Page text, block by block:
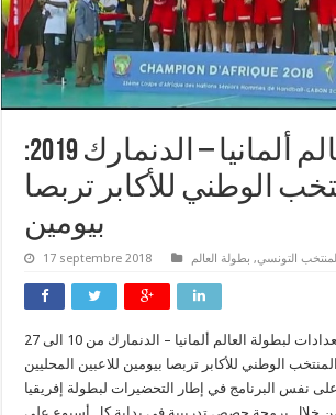
بطولة العالم ألمانيا – الدنمارك 2019:
الوطني للأكابر تربصا
بيومين
17 septembre 2018 التونسي, بطولة العالم
في إطار بداية الاستعدادات لبطولة العالم ألمانيا – الدنمارك من 10 الى 27
يجري المنتخب الوطني للأكابر تربصا بيومين للاعبين المحليين
نفس البرنامج في إطار التحضيرات لبطولة إفريقيا